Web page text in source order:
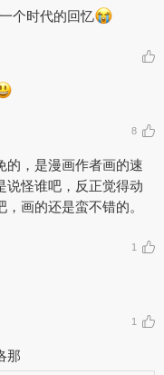
个时代的回忆
8
的，是漫画作者画的速
说怪谁吧，反正觉得动
画的还是蛮不错的。
1
1
那